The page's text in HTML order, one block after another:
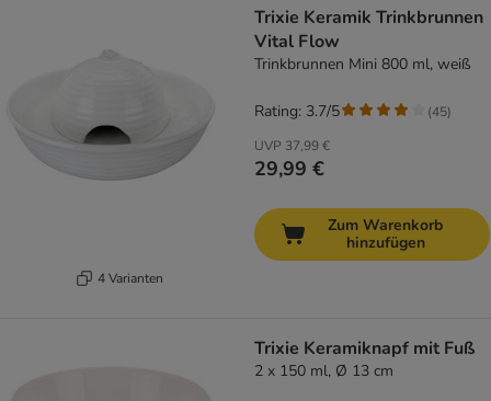
4 Varianten
Trixie Keramik Trinkbrunnen
Vital Flow
Trinkbrunnen Mini 800 ml, weiß
UVP 37,99 €
29,99 €
Rating: 3.7/5 (45)
Zum Warenkorb
hinzufügen
Trixie Keramiknapf mit Fuß
2 x 150 ml, Ø 13 cm